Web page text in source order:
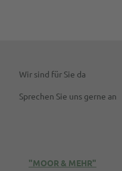
Wir sind für Sie da
Sprechen Sie uns gerne an
"MOOR & MEHR"